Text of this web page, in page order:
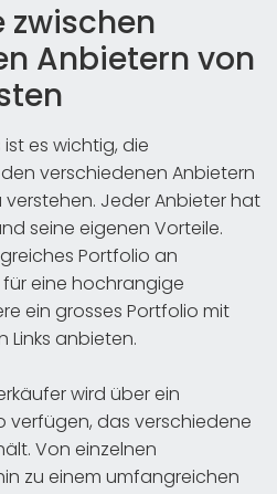
zwischen
Anbietern von
ist es wichtig, die
verschiedenen Anbietern
verstehen. Jeder Anbieter hat
seine eigenen Vorteile.
Portfolio an
eine hochrangige
ein grosses Portfolio mit
Links anbieten.
wird über ein
verfügen, das verschiedene
Von einzelnen
zu einem umfangreichen